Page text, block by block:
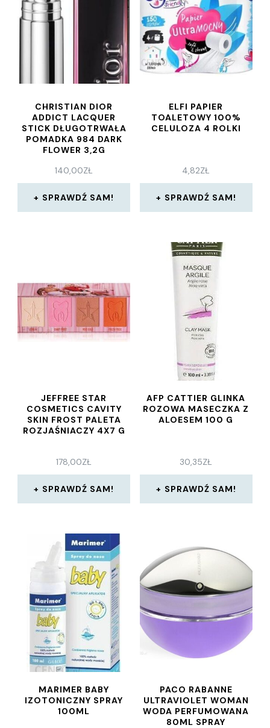
CHRISTIAN DIOR
ADDICT LACQUER
STICK DŁUGOTRWAŁA
POMADKA 984 DARK
FLOWER 3,2G
140,00ZŁ
SPRAWDŹ SAM!
ELFI PAPIER
TOALETOWY 100%
CELULOZA 4 ROLKI
4,82ZŁ
SPRAWDŹ SAM!
JEFFREE STAR
COSMETICS CAVITY
SKIN FROST PALETA
ROZJAŚNIACZY 4X7 G
178,00ZŁ
SPRAWDŹ SAM!
AFP CATTIER GLINKA
ROZOWA MASECZKA Z
ALOESEM 100 G
30,35ZŁ
SPRAWDŹ SAM!
MARIMER BABY
IZOTONICZNY SPRAY
100ML
PACO RABANNE
ULTRAVIOLET WOMAN
WODA PERFUMOWANA
80ML SPRAY